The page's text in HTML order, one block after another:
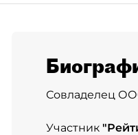
Совладелец
Участник "